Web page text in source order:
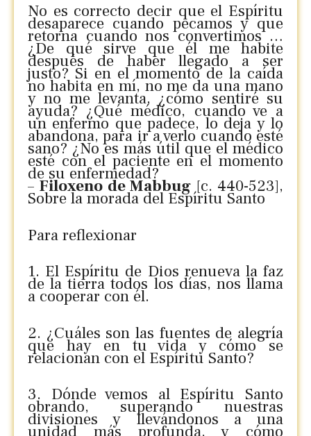
No es correcto decir que el Espíritu
desaparece cuando pecamos y que
retorna cuando nos convertimos …
¿De qué sirve que él me habite
después de haber llegado a ser
justo? Si en el momento de la caída
no habita en mí, no me da una mano
y no me levanta, ¿cómo sentiré su
ayuda? ¿Qué médico, cuando ve a
un enfermo que padece, lo deja y lo
abandona, para ir a verlo cuando esté
sano? ¿No es más útil que el médico
esté con el paciente en el momento
de su enfermedad?
– Filoxeno de Mabbug[c. 440-523],
Sobre la morada del Espíritu Santo
Para reflexionar
1. El Espíritu de Dios renueva la faz
de la tierra todos los días, nos llama
a cooperar con él.
2. ¿Cuáles son las fuentes de alegría
que hay en tu vida y cómo se
relacionan con el Espíritu Santo?
3. Dónde vemos al Espíritu Santo
obrando, superando nuestras
divisiones y llevándonos a una